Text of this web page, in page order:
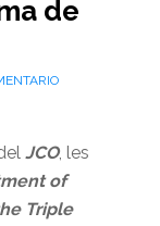
de
JCO, les
of
Triple